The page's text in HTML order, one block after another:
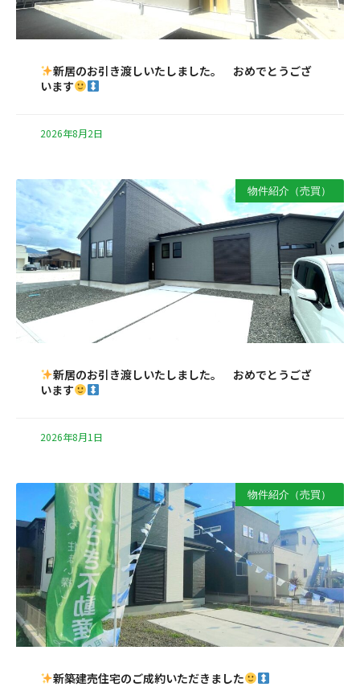
新居のお引き渡しいたしました。 おめでとうござ
います
2026年8月2日
物件紹介（売買）
新居のお引き渡しいたしました。 おめでとうござ
います
2026年8月1日
物件紹介（売買）
新築建売住宅のご成約いただきました